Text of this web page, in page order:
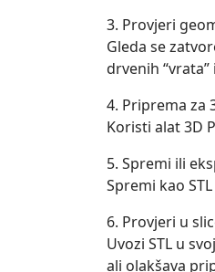
3. Provjeri
Gleda se
drvenih
4. Priprema za
Koristi alat 3D
5. Spremi ili
Spremi kao
6. Provjeri u
Uvozi STL u
ali olakšava